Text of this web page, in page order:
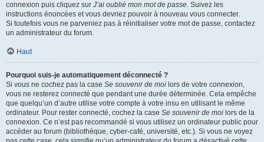
connexion puis cliquez sur J’ai oublié mon mot de passe. Suivez les
instructions énoncées et vous devriez pouvoir à nouveau vous connecter.
Si toutefois vous ne parveniez pas à réinitialiser votre mot de passe, contactez
un administrateur du forum.
Haut
Pourquoi suis-je automatiquement déconnecté ?
Si vous ne cochez pas la case Se souvenir de moi lors de votre connexion,
vous ne resterez connecté que pendant une durée déterminée. Cela empêche
que quelqu’un d’autre utilise votre compte à votre insu en utilisant le même
ordinateur. Pour rester connecté, cochez la case Se souvenir de moi lors de la
connexion. Ce n’est pas recommandé si vous utilisez un ordinateur public pour
accéder au forum (bibliothèque, cyber-café, université, etc.). Si vous ne voyez